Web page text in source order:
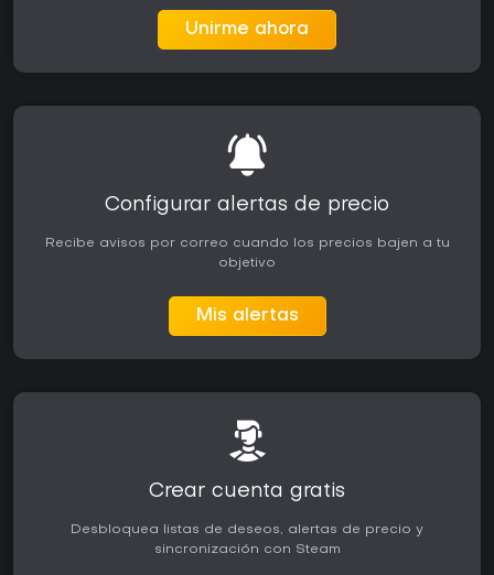
Unirme ahora
Configurar alertas de precio
Recibe avisos por correo cuando los precios bajen a tu
objetivo
Mis alertas
Crear cuenta gratis
Desbloquea listas de deseos, alertas de precio y
sincronización con Steam